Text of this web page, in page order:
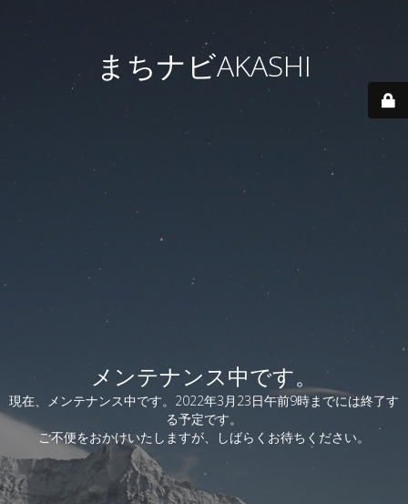
まちナビAKASHI
メンテナンス中です。
現在、メンテナンス中です。2022年3月23日午前9時までには終了す
る予定です。
ご不便をおかけいたしますが、しばらくお待ちください。